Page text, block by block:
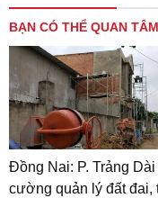
BẠN CÓ THỂ QUAN TÂM
Đồng Nai: P. Trảng Dài
cường quản lý đất đai,